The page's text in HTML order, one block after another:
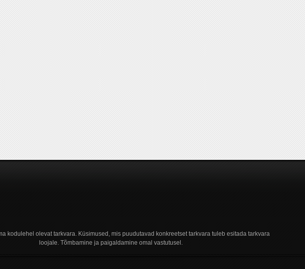
kodulehel olevat tarkvara. Küsimused, mis puudutavad konkreetset tarkvara tuleb esitada tarkvara
loojale. Tõmbamine ja paigaldamine omal vastutusel.